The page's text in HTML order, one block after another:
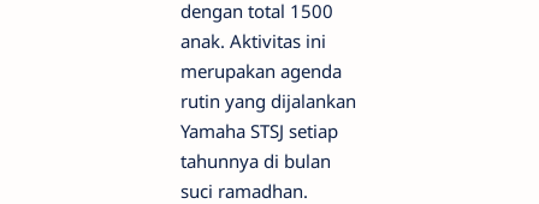
dengan total 1500
anak. Aktivitas ini
merupakan agenda
rutin yang dijalankan
Yamaha STSJ setiap
tahunnya di bulan
suci ramadhan.